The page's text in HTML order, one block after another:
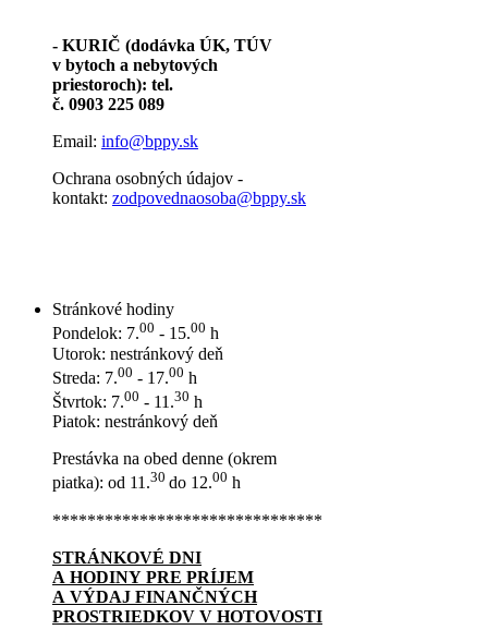
- KURIČ (dodávka ÚK, TÚV
v bytoch a nebytových
priestoroch): tel.
č. 0903 225 089
Email: info@bppy.sk
Ochrana osobných údajov -
kontakt: zodpovednaosoba@bppy.sk
Stránkové hodiny
Pondelok: 7.00 - 15.00 h
Utorok: nestránkový deň
Streda: 7.00 - 17.00 h
Štvrtok: 7.00 - 11.30 h
Piatok: nestránkový deň
Prestávka na obed denne (okrem
piatka): od 11.30 do 12.00 h
*******************************
STRÁNKOVÉ DNI
A HODINY PRE PRÍJEM
A VÝDAJ FINANČNÝCH
PROSTRIEDKOV V HOTOVOSTI